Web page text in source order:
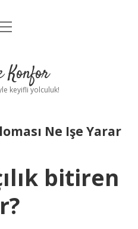
Uyarı
Konfor
keyifli yolculuk!
Ne Işe Yarar
bitiren